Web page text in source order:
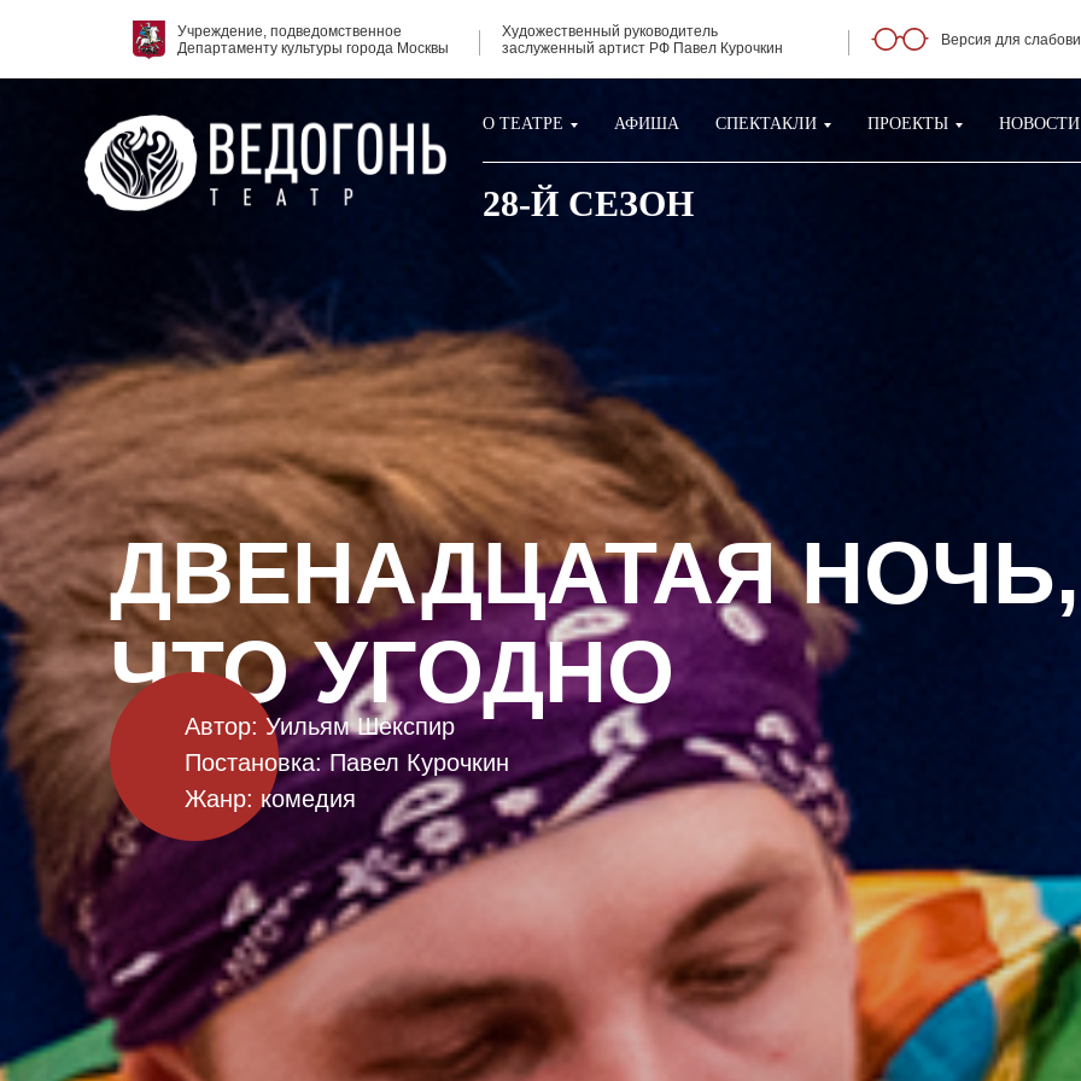
Учреждение, подведомственное
Департаменту культуры города Москвы
Художественный руководитель
заслуженный артист РФ Павел Курочкин
Версия для
О ТЕАТРЕ АФИША СПЕКТАКЛИ ПРОЕКТЫ НОВОСТИ
28-Й СЕЗОН
ДВЕНАДЦАТАЯ
ЧТО УГОДНО
Автор: Уильям Шекспир
Постановка: Павел Курочкин
Жанр: комедия